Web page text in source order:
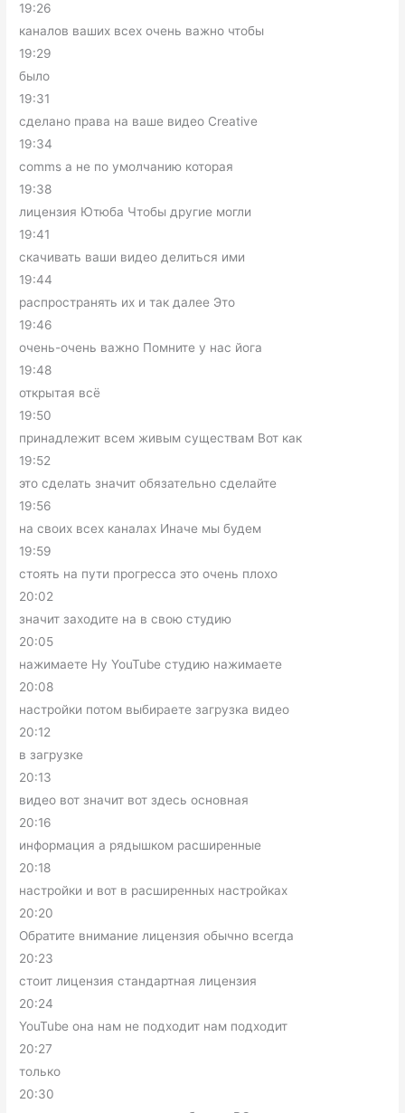
19:26
каналов ваших всех очень важно чтобы
19:29
было
19:31
сделано права на ваше видео Creative
19:34
comms а не по умолчанию которая
19:38
лицензия Ютюба Чтобы другие могли
19:41
скачивать ваши видео делиться ими
19:44
распространять их и так далее Это
19:46
очень-очень важно Помните у нас йога
19:48
открытая всё
19:50
принадлежит всем живым существам Вот как
19:52
это сделать значит обязательно сделайте
19:56
на своих всех каналах Иначе мы будем
19:59
стоять на пути прогресса это очень плохо
20:02
значит заходите на в свою студию
20:05
нажимаете Ну YouTube студию нажимаете
20:08
настройки потом выбираете загрузка видео
20:12
в загрузке
20:13
видео вот значит вот здесь основная
20:16
информация а рядышком расширенные
20:18
настройки и вот в расширенных настройках
20:20
Обратите внимание лицензия обычно всегда
20:23
стоит лицензия стандартная лицензия
20:24
YouTube она нам не подходит нам подходит
20:27
только
20:30